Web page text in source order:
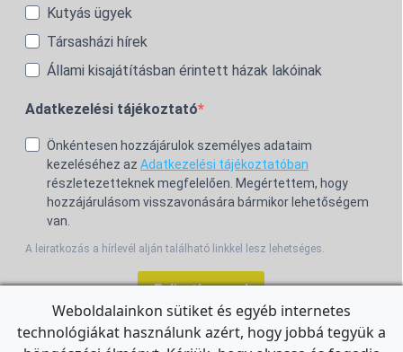
Kutyás ügyek
Társasházi hírek
Állami kisajátításban érintett házak lakóinak
Adatkezelési tájékoztató
Önkéntesen hozzájárulok személyes adataim
kezeléséhez az Adatkezelési tájékoztatóban
részletezetteknek megfelelően. Megértettem, hogy
hozzájárulásom visszavonására bármikor lehetőségem
van.
A leiratkozás a hírlevél alján található linkkel lesz lehetséges.
Feliratkozom!
Weboldalainkon sütiket és egyéb internetes
technológiákat használunk azért, hogy jobbá tegyük a